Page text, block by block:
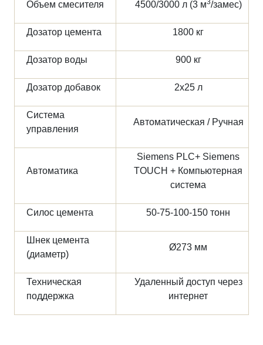
Объем смесителя 4500/3000 л (3 м3/замес)
Дозатор цемента 1800 кг
Дозатор воды 900 кг
Дозатор добавок 2х25 л
Система
управления
Автоматическая / Ручная
Автоматика
Siemens PLC+ Siemens
TOUCH + Компьютерная
система
Силос цемента 50-75-100-150 тонн
Шнек цемента
(диаметр)
Ø273 мм
Техническая
поддержка
Удаленный доступ через
интернет